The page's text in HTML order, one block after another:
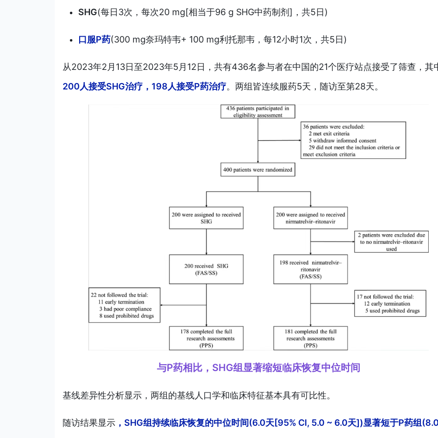
SHG(每日3次，每次20 mg[相当于96 g SHG中药制剂]，共5日)
口服P药(300 mg奈玛特韦+ 100 mg利托那韦，每12小时1次，共5日)
从2023年2月13日至2023年5月12日，共有436名参与者在中国的21个医疗站点接受了筛查，其
200人接受SHG治疗，198人接受P药治疗。两组皆连续服药5天，随访至第28天。
与P药相比，SHG组显著缩短临床恢复中位时间
基线差异性分析显示，两组的基线人口学和临床特征基本具有可比性。
随访结果显示 ，SHG组持续临床恢复的中位时间(6.0天[95% CI, 5.0 ~ 6.0天])显著短于P药组